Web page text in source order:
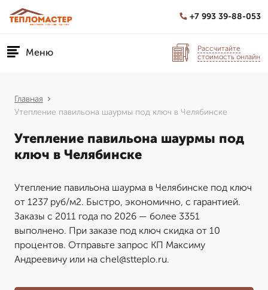
+7 993 39-88-053
Меню
Рассчитайте
стоимость онлайн
Главная
Утепление павильона шаурмы под ключ в Челябинске
Утепление павильона шаурмы под
ключ в Челябинске
Утепление павильона шаурма в Челябинске под ключ
от 1237 руб/м2. Быстро, экономично, с гарантией.
Заказы с 2011 года по 2026 — более 3351
выполнено. При заказе под ключ скидка от 10
процентов. Отправьте запрос КП Максиму
Андреевичу или на chel@stteplo.ru.